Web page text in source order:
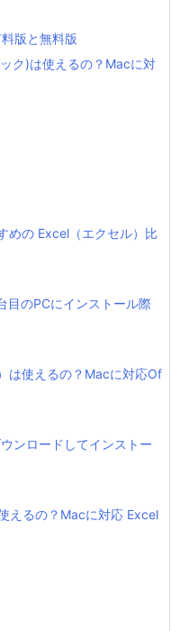
版と無料版
ク)は使えるの？Macに対
めの Excel（エクセル）比
のPCにインストール際
は使えるの？Macに対応Of
ンロードしてインストー
えるの？Macに対応 Excel